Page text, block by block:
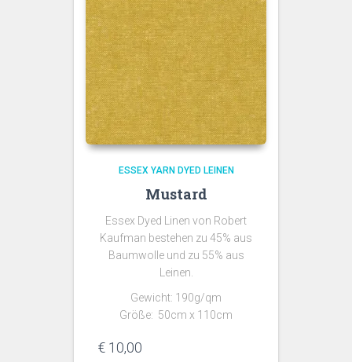
ESSEX YARN DYED LEINEN
Mustard
Essex Dyed Linen von Robert
Kaufman bestehen zu 45% aus
Baumwolle und zu 55% aus
Leinen.
Gewicht: 190g/qm
Größe: 50cm x 110cm
€ 10,00